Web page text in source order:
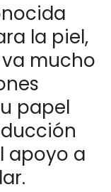
la piel,
mucho
papel
apoyo a